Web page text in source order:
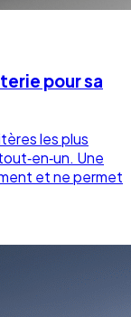
pour sa
les plus
Une
et ne permet